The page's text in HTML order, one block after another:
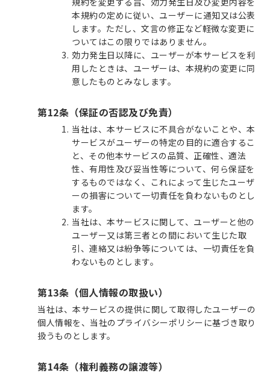
本規約の定めに従い、ユーザーに通知又は公表
します。ただし、文言の修正など軽微な変更に
ついてはこの限りではありません。
効力発生日以降に、ユーザーが本サービスを利
用したときは、ユーザーは、本規約の変更に同
意したものとみなします。
第12条（保証の否認及び免責）
当社は、本サービスに不具合がないことや、本
サービスがユーザーの特定の目的に適合するこ
と、その他本サービスの品質、正確性、適法
性、有用性及び妥当性等について、何ら保証を
するものではなく、これによって生じたユーザ
ーの損害について一切責任を負わないものとし
ます。
当社は、本サービスに関して、ユーザーと他の
ユーザー又は第三者との間において生じた取
引、連絡又は紛争等については、一切責任を負
わないものとします。
第13条（個人情報の取扱い）
当社は、本サービスの提供に関して取得したユーザーの
個人情報を、当社のプライバシーポリシーに基づき取り
扱うものとします。
第14条（権利義務の譲渡等）